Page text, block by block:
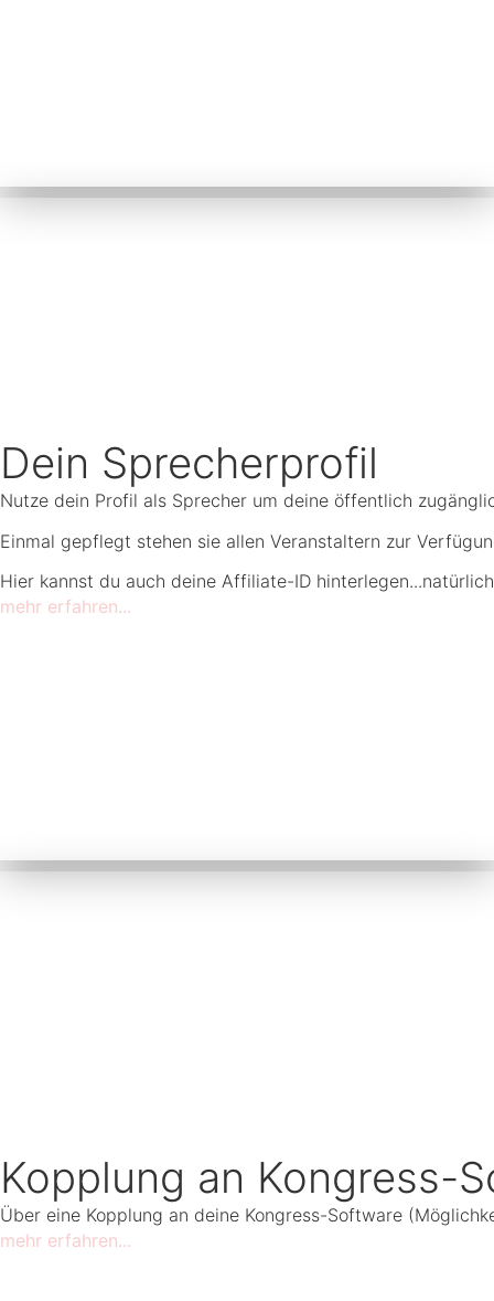
Dein Sprecherprofil
Nutze dein Profil als Sprecher um deine öffentlich
Einmal gepflegt stehen sie allen Veranstaltern zur
Hier kannst du auch deine Affiliate-ID
mehr erfahren...
Kopplung an Kongress-
Über eine Kopplung an deine Kongress-Software
mehr erfahren...